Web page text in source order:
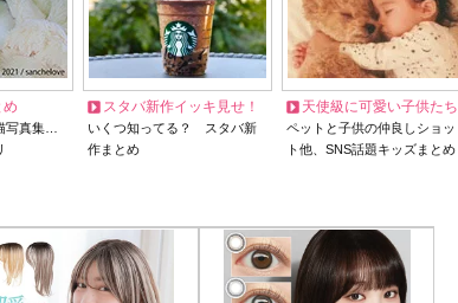
め
写真集…
スタバ新作イッキ見せ！
いくつ知ってる？ スタバ新
作まとめ
天使級に可愛い子供たち
ペットと子供の仲良しショッ
ト他、SNS話題キッズまとめ